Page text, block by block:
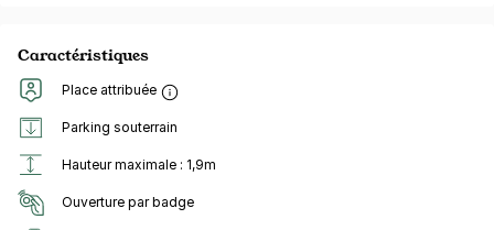
Caractéristiques
Place attribuée
Parking souterrain
Hauteur maximale : 1,9m
Ouverture par badge